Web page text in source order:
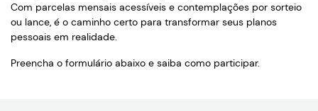
Com parcelas mensais acessíveis e contemplações por sorteio
ou lance, é o caminho certo para transformar seus planos
pessoais em realidade.
Preencha o formulário abaixo e saiba como participar.